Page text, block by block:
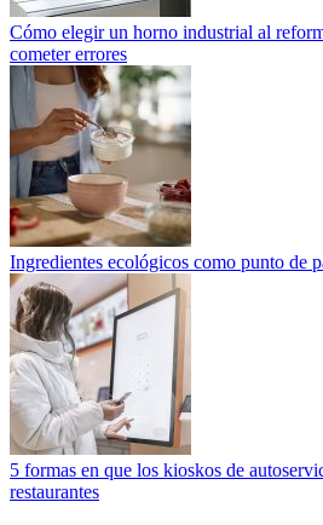
Cómo elegir un horno industrial al
cometer errores
Ingredientes ecológicos como punto de
5 formas en que los kioskos de
restaurantes